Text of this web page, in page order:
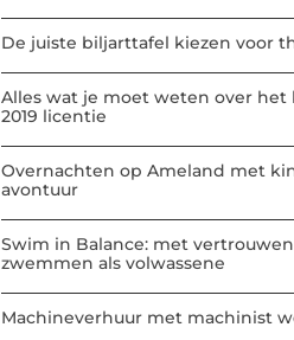
De juiste biljarttafel kiezen voor
Alles wat je moet weten over het
2019 licentie
Overnachten op Ameland met
avontuur
Swim in Balance: met
zwemmen als volwassene
Machineverhuur met machinist